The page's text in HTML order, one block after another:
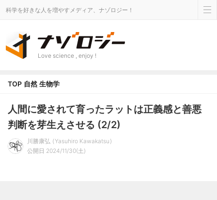
科学を好きな人を増やすメディア、ナゾロジー！
Love science , enjoy !
TOP 自然 生物学
人間に愛されて育ったラットは正義感と善悪
判断を芽生えさせる (2/2)
川勝康弘
Yasuhiro Kawakatsu
公開日 2024/11/30(土)